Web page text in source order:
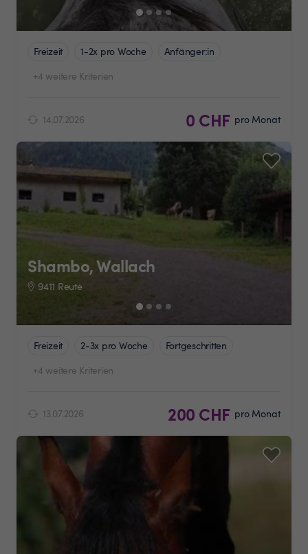
Freizeit 1-2x pro Woche
Anfänger:in
+4 weitere Kriterien
14.07.2026 0 CHF pro Monat
Shambo, Wallach
9411 Reute
Freizeit 2-3x pro Woche
Fortgeschritten
+4 weitere Kriterien
13.07.2026 200 CHF pro Monat